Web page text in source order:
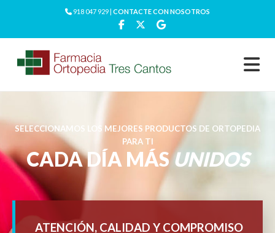
918 047 929 | CONTACTE CON NOSOTROS
SELECCIONAMOS LOS MEJORES PRODUCTOS DE ORTOPEDIA
PARA TI
CADA DÍA MÁSUNIDOS
ATENCIÓN, CALIDAD Y COMPROMISO